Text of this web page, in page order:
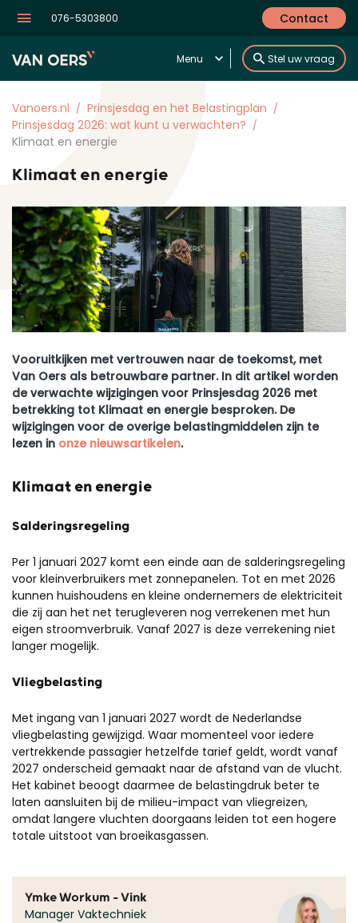
076-5303800 Contact
Menu Stel uw vraag
Vanoers.nl
Prinsjesdag en het Belastingplan
Prinsjesdag 2026: wat kunt u verwachten?
Klimaat en energie
Klimaat en energie
Vooruitkijken met vertrouwen naar de toekomst, met
Van Oers als betrouwbare partner. In dit artikel worden
de verwachte wijzigingen voor Prinsjesdag 2026 met
betrekking tot Klimaat en energie besproken. De
wijzigingen voor de overige belastingmiddelen zijn te
lezen in onze nieuwsartikelen.
Klimaat en energie
Salderingsregeling
Per 1 januari 2027 komt een einde aan de salderingsregeling
voor kleinverbruikers met zonnepanelen. Tot en met 2026
kunnen huishoudens en kleine ondernemers de elektriciteit
die zij aan het net terugleveren nog verrekenen met hun
eigen stroomverbruik. Vanaf 2027 is deze verrekening niet
langer mogelijk.
Vliegbelasting
Met ingang van 1 januari 2027 wordt de Nederlandse
vliegbelasting gewijzigd. Waar momenteel voor iedere
vertrekkende passagier hetzelfde tarief geldt, wordt vanaf
2027 onderscheid gemaakt naar de afstand van de vlucht.
Het kabinet beoogt daarmee de belastingdruk beter te
laten aansluiten bij de milieu-impact van vliegreizen,
omdat langere vluchten doorgaans leiden tot een hogere
totale uitstoot van broeikasgassen.
Ymke Workum - Vink
Manager Vaktechniek